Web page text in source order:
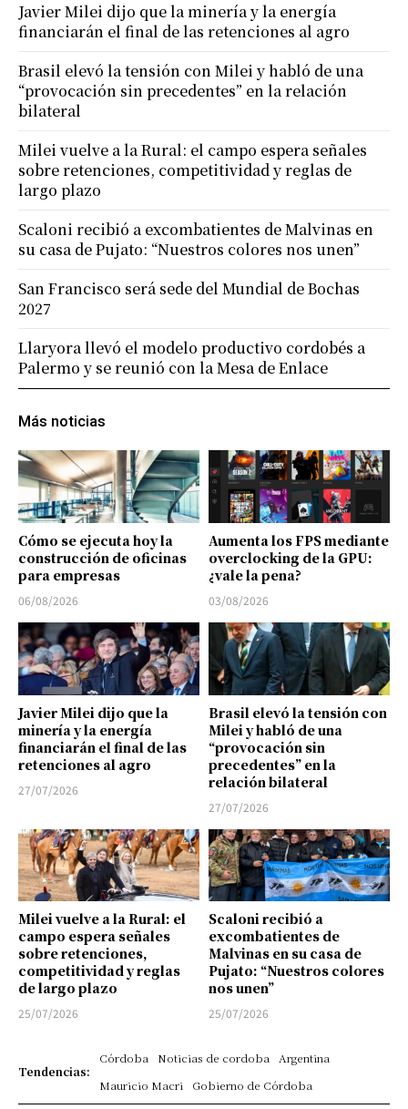
Más noticias
Cómo se ejecuta hoy la
construcción de oficinas
para empresas
06/08/2026
Aumenta los FPS mediante
overclocking de la GPU:
¿vale la pena?
03/08/2026
Javier Milei dijo que la
minería y la energía
financiarán el final de las
retenciones al agro
27/07/2026
Brasil elevó la tensión con
Milei y habló de una
“provocación sin
precedentes” en la
relación bilateral
27/07/2026
Milei vuelve a la Rural: el
campo espera señales
sobre retenciones,
competitividad y reglas
de largo plazo
25/07/2026
Scaloni recibió a
excombatientes de
Malvinas en su casa de
Pujato: “Nuestros colores
nos unen”
25/07/2026
Tendencias:
Córdoba Noticias de cordoba
Argentina
Mauricio Macri
Gobierno de Córdoba
Javier Milei dijo que la minería y la energía
financiarán el final de las retenciones al agro
Brasil elevó la tensión con Milei y habló de una
“provocación sin precedentes” en la relación
bilateral
Milei vuelve a la Rural: el campo espera señales
sobre retenciones, competitividad y reglas de
largo plazo
Scaloni recibió a excombatientes de Malvinas en
su casa de Pujato: “Nuestros colores nos unen”
San Francisco será sede del Mundial de Bochas
2027
Llaryora llevó el modelo productivo cordobés a
Palermo y se reunió con la Mesa de Enlace